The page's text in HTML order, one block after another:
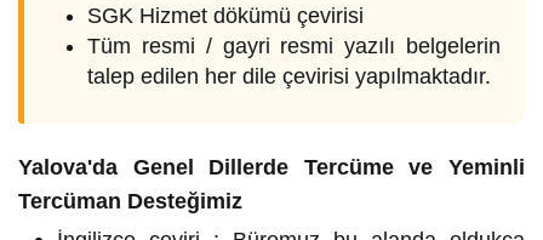
SGK Hizmet dökümü çevirisi
Tüm resmi / gayri resmi yazılı belgelerin
talep edilen her dile çevirisi yapılmaktadır.
Yalova'da Genel Dillerde Tercüme ve Yeminli
Tercüman Desteğimiz